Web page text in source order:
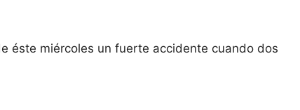
éste miércoles un fuerte accidente cuando dos